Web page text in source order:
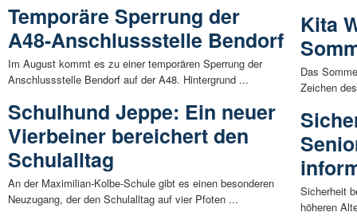
Temporäre Sperrung der
A48-Anschlussstelle Bendorf
Im August kommt es zu einer temporären Sperrung der
Anschlussstelle Bendorf auf der A48. Hintergrund ...
Schulhund Jeppe: Ein neuer
Vierbeiner bereichert den
Schulalltag
An der Maximilian-Kolbe-Schule gibt es einen besonderen
Neuzugang, der den Schulalltag auf vier Pfoten ...
Kita
Das
Zeichen
Sicherheit
höheren